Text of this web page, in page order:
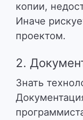
копии,
Иначе
проектом.
2.
Знать